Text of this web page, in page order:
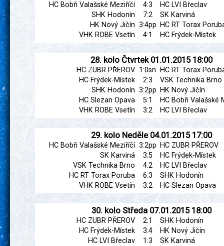
HC Bobři Valašské Meziříčí
4:3
HC LVI Břeclav
SHK Hodonín
7:2
SK Karviná
HK Nový Jičín 3:4pp HC RT Torax
VHK ROBE Vsetín
4:1 HC Frýdek-Místek
28. kolo Čtvrtek 01.01.2015 18:00
HC ZUBR PŘEROV 1:0sn
HC RT Torax
HC Frýdek-Místek
2:3
VSK Technika Brno
SHK Hodonín 3:2pp HK Nový Jičín
HC Slezan Opava
5:1
HC Bobři Valašské
VHK ROBE Vsetín
3:2 HC LVI Břeclav
29. kolo Neděle 04.01.2015 17:00
HC Bobři Valašské Meziříčí 3:2pp HC ZUBR PŘEROV
SK Karviná
3:5
HC Frýdek-Místek
VSK Technika Brno
4:2
HC LVI Břeclav
HC RT Torax Poruba
6:3
SHK Hodonín
VHK ROBE Vsetín
3:2 HC Slezan Opava
30. kolo Středa 07.01.2015 18:00
HC ZUBR PŘEROV 2:1
SHK Hodonín
HC Frýdek-Místek
3:4
HK Nový Jičín
HC LVI Břeclav
1:3
SK Karviná